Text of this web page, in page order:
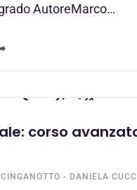
AutoreMarco…
corso
- DANIELA